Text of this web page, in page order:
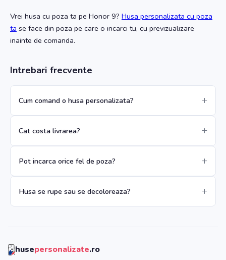
Vrei husa cu poza ta pe Honor 9? Husa personalizata cu poza
ta se face din poza pe care o incarci tu, cu previzualizare
inainte de comanda.
Intrebari frecvente
Cum comand o husa personalizata?
Cat costa livrarea?
Pot incarca orice fel de poza?
Husa se rupe sau se decoloreaza?
husepersonalizate.ro